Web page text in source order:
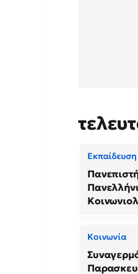
Εκπαίδευση
Κοινωνία